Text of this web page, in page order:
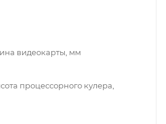
видеокарты, мм
процессорного кулера,